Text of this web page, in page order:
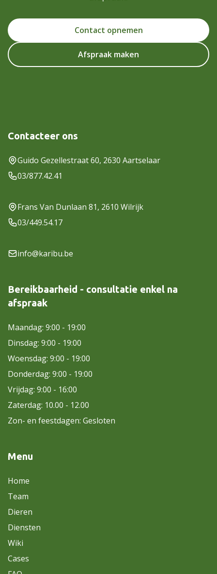
Contact opnemen
Afspraak maken
Contacteer ons
Guido Gezellestraat 60, 2630 Aartselaar
03/877.42.41
Frans Van Dunlaan 81, 2610 Wilrijk
03/449.54.17
info@karibu.be
Bereikbaarheid - consultatie enkel na
afspraak
Maandag: 9:00 - 19:00
Dinsdag: 9:00 - 19:00
Woensdag: 9:00 - 19:00
Donderdag: 9:00 - 19:00
Vrijdag: 9:00 - 16:00
Zaterdag: 10.00 - 12.00
Zon- en feestdagen: Gesloten
Menu
Home
Team
Dieren
Diensten
Wiki
Cases